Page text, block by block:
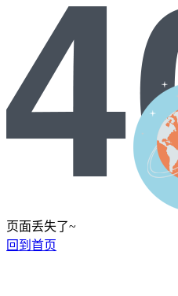
页面丢失了~
回到首页